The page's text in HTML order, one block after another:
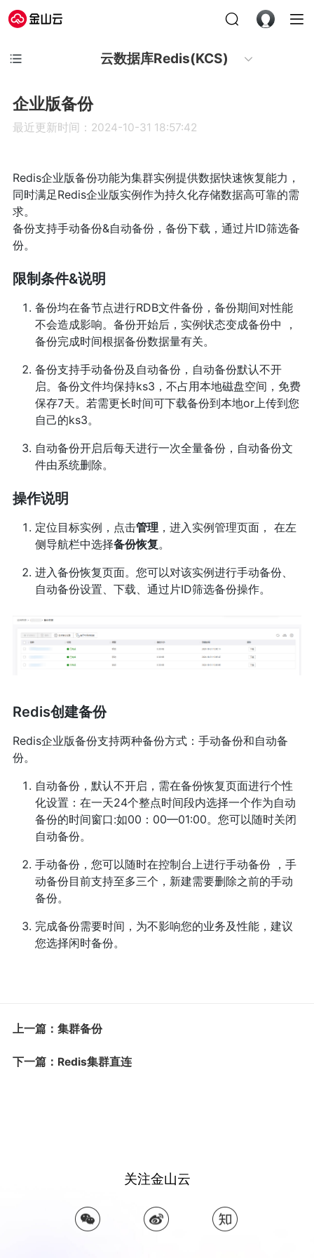
云数据库Redis(KCS)
企业版备份
最近更新时间：2024-10-31 18:57:42
Redis企业版备份功能为集群实例提供数据快速恢复能力，
同时满足Redis企业版实例作为持久化存储数据高可靠的需
求。
备份支持手动备份&自动备份，备份下载，通过片ID筛选备
份。
限制条件&说明
备份均在备节点进行RDB文件备份，备份期间对性能
不会造成影响。备份开始后，实例状态变成备份中 ，
备份完成时间根据备份数据量有关。
备份支持手动备份及自动备份，自动备份默认不开
启。备份文件均保持ks3，不占用本地磁盘空间，免费
保存7天。若需更长时间可下载备份到本地or上传到您
自己的ks3。
自动备份开启后每天进行一次全量备份，自动备份文
件由系统删除。
操作说明
定位目标实例，点击管理 ，进入实例管理页面， 在左
侧导航栏中选择备份恢复。
进入备份恢复页面。您可以对该实例进行手动备份、
自动备份设置、下载、通过片ID筛选备份操作。
Redis创建备份
Redis企业版备份支持两种备份方式：手动备份和自动备
份。
自动备份，默认不开启，需在备份恢复页面进行个性
化设置：在一天24个整点时间段内选择一个作为自动
备份的时间窗口:如00：00—01:00。您可以随时关闭
自动备份。
手动备份，您可以随时在控制台上进行手动备份 ，手
动备份目前支持至多三个，新建需要删除之前的手动
备份。
完成备份需要时间，为不影响您的业务及性能，建议
您选择闲时备份。
上一篇：集群备份
下一篇：Redis集群直连
关注金山云